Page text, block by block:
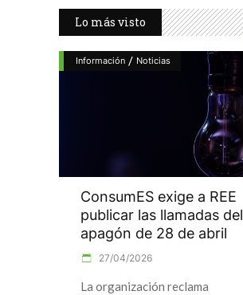
Lo más visto
Información / Noticias
ConsumES exige a REE
publicar las llamadas del
apagón de 28 de abril
27/04/2026
La organización reclama